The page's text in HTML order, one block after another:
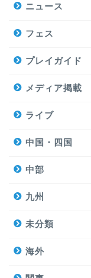
ニュース
フェス
プレイガイド
メディア掲載
ライブ
中国・四国
中部
九州
未分類
海外